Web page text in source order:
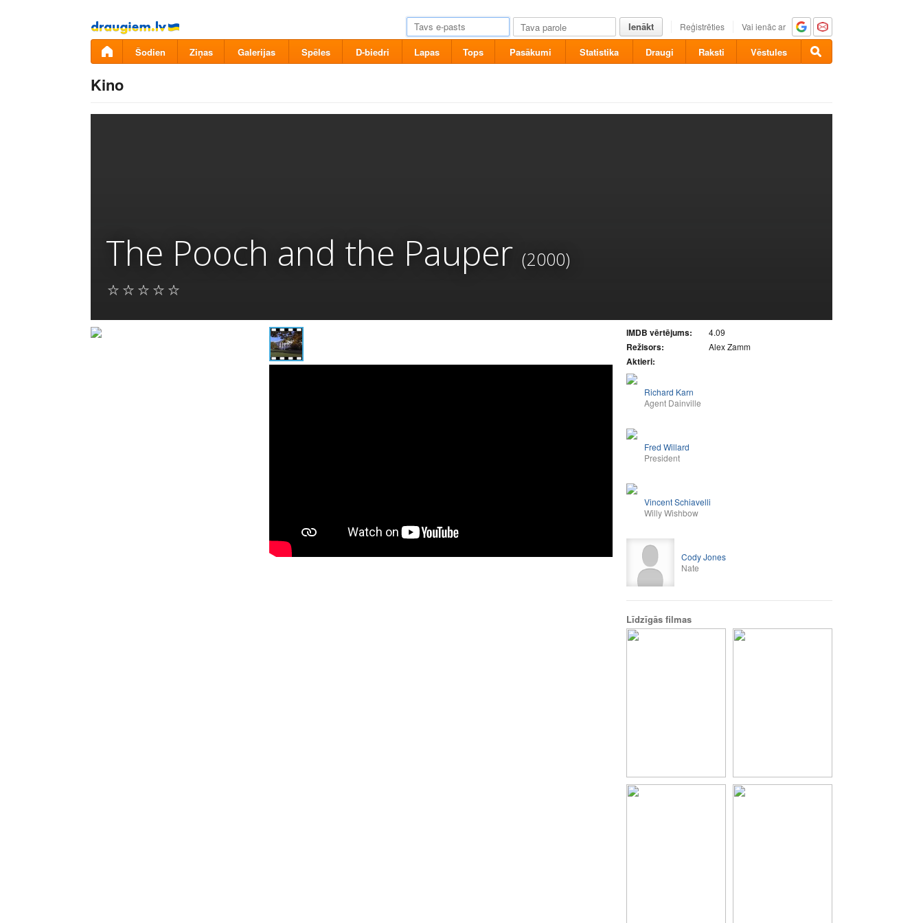
Pāriet
uz
saturu
Ienākt Reģistrēties Vai ienāc ar
Šodien Ziņas Galerijas Spēles D-biedri Lapas Tops Pasākumi Statistika Draugi Raksti Vēstules
Kino
The Pooch and the Pauper (2000)
IMDB vērtējums: 4.09
Režisors: Alex Zamm
Aktieri:
Richard Karn
Agent Dainville
Fred Willard
President
Vincent Schiavelli
Willy Wishbow
Cody Jones
Nate
Līdzīgās filmas